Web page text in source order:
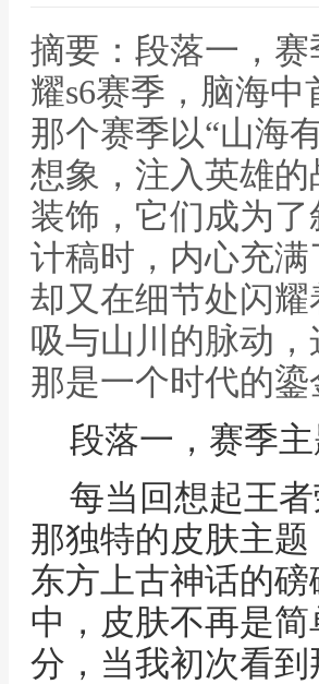
摘要：段落一，
耀s6赛季，脑海
那个赛季以“山海
想象，注入英雄
装饰，它们成为
计稿时，内心充
却又在细节处闪
吸与山川的脉动
那是一个时代的
段落一，赛季
每当回想起王
那独特的皮肤主
东方上古神话的
中，皮肤不再是
分，当我初次看